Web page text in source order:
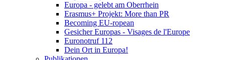
Europa - gelebt am Oberrhein
Erasmus+ Projekt: More than PR
Becoming EU-ropean
Gesicher Europas - Visages de l'Europe
Euronotruf 112
Dein Ort in Europa!